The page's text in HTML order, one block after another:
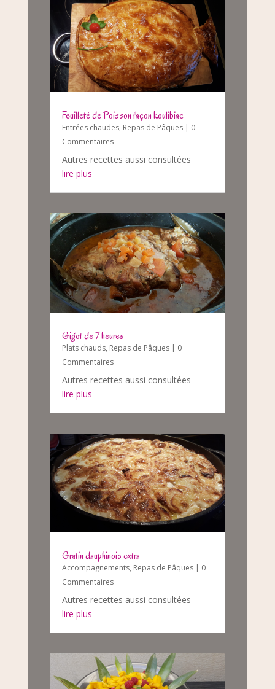
Feuilleté de Poisson façon koulibiac
Entrées chaudes, Repas de Pâques| 0
Commentaires
Autres recettes aussi consultées
lire plus
Gigot de 7 heures
Plats chauds, Repas de Pâques| 0
Commentaires
Autres recettes aussi consultées
lire plus
Gratin dauphinois extra
Accompagnements, Repas de Pâques| 0
Commentaires
Autres recettes aussi consultées
lire plus